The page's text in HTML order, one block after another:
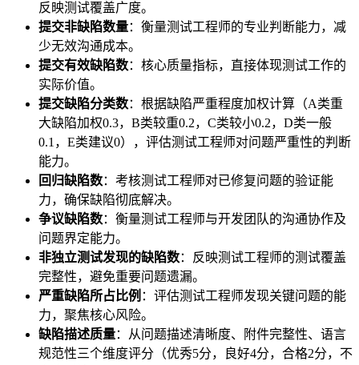
反映测试覆盖广度。
提交非缺陷数量：衡量测试工程师的专业判断能力，减
少无效沟通成本。
提交有效缺陷数：核心质量指标，直接体现测试工作的
实际价值。
提交缺陷分类数：根据缺陷严重程度加权计算（A类重
大缺陷加权0.3，B类较重0.2，C类较小0.2，D类一般
0.1，E类建议0），评估测试工程师对问题严重性的判断
能力。
回归缺陷数：考核测试工程师对已修复问题的验证能
力，确保缺陷彻底解决。
争议缺陷数：衡量测试工程师与开发团队的沟通协作及
问题界定能力。
非独立测试发现的缺陷数：反映测试工程师的测试覆盖
完整性，避免重要问题遗漏。
严重缺陷所占比例 ：评估测试工程师发现关键问题的能
力，聚焦核心风险。
缺陷描述质量：从问题描述清晰度、附件完整性、语言
规范性三个维度评分（优秀5分，良好4分，合格2分，不